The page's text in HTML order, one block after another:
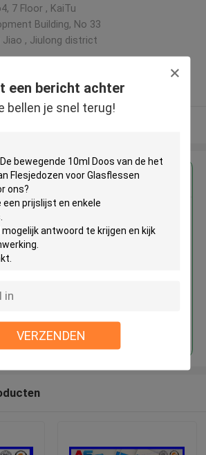
een bericht achter
bellen je snel terug!
VERZENDEN
7 Floor , KaiTu
Building, No 33
Jiao , Jiulong district
Leverancier
de beste prijs voor
het Flesjeopslag van Flesjedozen
voor Glasflessen Verpakking